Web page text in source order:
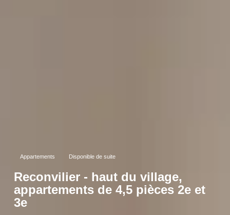
Appartements Disponible de suite
Reconvilier - haut du village,
appartements de 4,5 pièces 2e et
3e